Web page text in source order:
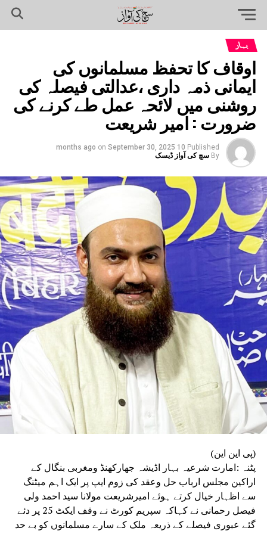
بہار
اوقاف کا تحفظ مسلمانوں کی
ایمانی ذمہ داری ،عدالتی فیصلہ کی
روشنی میں لائحہ عمل طے کرنے کی
ضرورت : امیر شریعت
Published
10 months ago
on September 30, 2025
By سچ کی آواز ڈیسک
(پی این این)
پٹنہ :امارت شرعیہ بہار اڈیشہ جھارکھنڈ ومغربی بنگال کے
اراکین مجلس ارباب حل وعقد کی زوم ایپ پر ایک اہم میٹنگ
سے اظہار خیال کرتے ہوئے امیرشریعت مولانا سید احمد ولی
فیصل رحمانی نے کہاکہ سپریم کورٹ نے وقف ایکٹ 25 پر دئے
گئے عبوری فیصلے کے ذریعہ ملک کے سارے مسلمانوں کو بے حد